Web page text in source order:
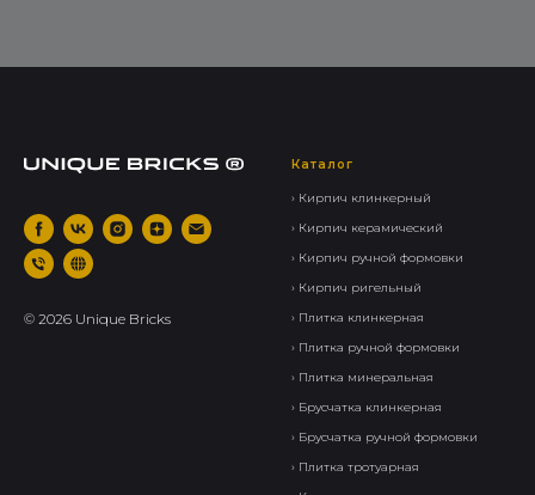
© 2026 Unique Bricks
Каталог
› Кирпич клинкерный
› Кирпич керамический
› Кирпич ручной формовки
› Кирпич ригельный
› Плитка клинкерная
› Плитка ручной формовки
› Плитка минеральная
› Брусчатка клинкерная
› Брусчатка ручной формовки
› Плитка тротуарная